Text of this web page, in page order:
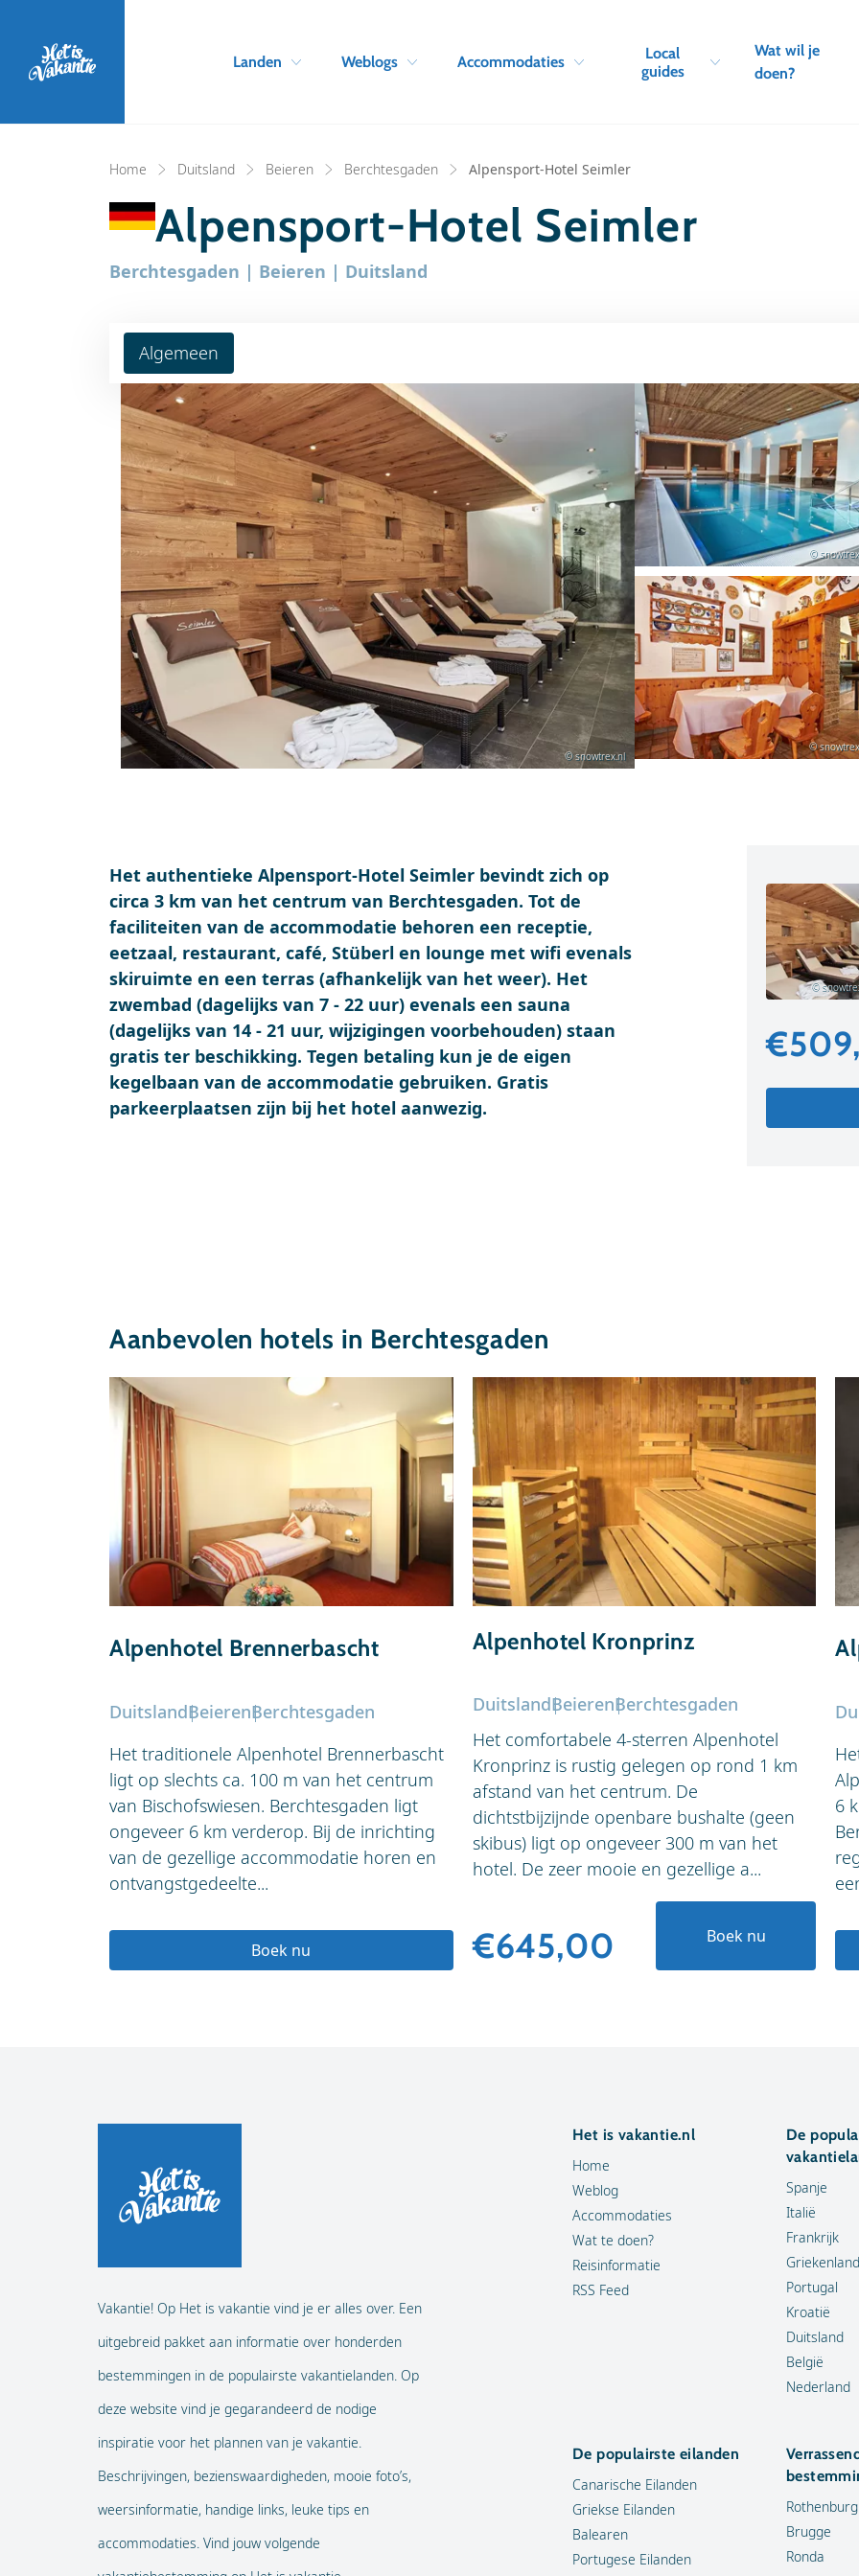
Landen Weblogs Accommodaties
Local
guides
Wat wil je
doen?
Home Duitsland Beieren Berchtesgaden Alpensport-Hotel Seimler
Alpensport-Hotel Seimler
Berchtesgaden | Beieren | Duitsland
Algemeen
© snowtrex.nl
©
©
Het authentieke Alpensport-Hotel Seimler bevindt zich op
circa 3 km van het centrum van Berchtesgaden. Tot de
faciliteiten van de accommodatie behoren een receptie,
eetzaal, restaurant, café, Stüberl en lounge met wifi evenals
skiruimte en een terras (afhankelijk van het weer). Het
zwembad (dagelijks van 7 - 22 uur) evenals een sauna
(dagelijks van 14 - 21 uur, wijzigingen voorbehouden) staan
gratis ter beschikking. Tegen betaling kun je de eigen
kegelbaan van de accommodatie gebruiken. Gratis
parkeerplaatsen zijn bij het hotel aanwezig.
©
Aanbevolen hotels in Berchtesgaden
Alpenhotel Brennerbascht
DuitslandBeierenBerchtesgaden
Het traditionele Alpenhotel Brennerbascht
ligt op slechts ca. 100 m van het centrum
van Bischofswiesen. Berchtesgaden ligt
ongeveer 6 km verderop. Bij de inrichting
van de gezellige accommodatie horen en
ontvangstgedeelte...
Boek nu
Alpenhotel Kronprinz
DuitslandBeierenBerchtesgaden
Het comfortabele 4-sterren Alpenhotel
Kronprinz is rustig gelegen op rond 1 km
afstand van het centrum. De
dichtstbijzijnde openbare bushalte (geen
skibus) ligt op ongeveer 300 m van het
hotel. De zeer mooie en gezellige a...
€645,00 Boek nu
6
Vakantie! Op Het is vakantie vind je er alles over. Een
uitgebreid pakket aan informatie over honderden
bestemmingen in de populairste vakantielanden. Op
deze website vind je gegarandeerd de nodige
inspiratie voor het plannen van je vakantie.
Beschrijvingen, bezienswaardigheden, mooie foto’s,
weersinformatie, handige links, leuke tips en
accommodaties. Vind jouw volgende
Het is vakantie.nl
Home
Weblog
Accommodaties
Wat te doen?
Reisinformatie
RSS Feed
De
Spanje
Italië
Frankrijk
Griekenland
Portugal
Kroatië
Duitsland
België
Nederland
De populairste eilanden
Canarische Eilanden
Griekse Eilanden
Balearen
Portugese Eilanden
Brugge
Ronda